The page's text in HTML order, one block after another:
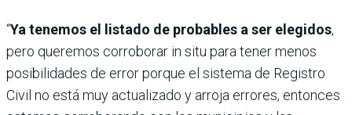
“Ya tenemos el listado de probables a ser elegidos,
pero queremos corroborar in situ para tener menos
posibilidades de error porque el sistema de Registro
Civil no está muy actualizado y arroja errores, entonces